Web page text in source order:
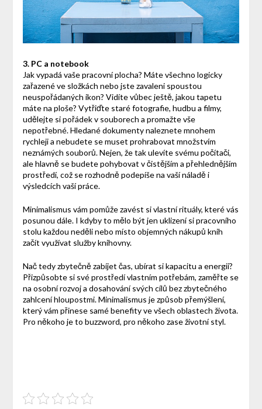
3. PC a notebook
Jak vypadá vaše pracovní plocha? Máte všechno logicky
zařazené ve složkách nebo jste zavaleni spoustou
neuspořádaných ikon? Vidíte vůbec ještě, jakou tapetu
máte na ploše? Vytřiďte staré fotografie, hudbu a filmy,
udělejte si pořádek v souborech a promažte vše
nepotřebné. Hledané dokumenty naleznete mnohem
rychleji a nebudete se muset prohrabovat množstvím
neznámých souborů. Nejen, že tak ulevíte svému počítači,
ale hlavně se budete pohybovat v čistějším a přehlednějším
prostředí, což se rozhodně podepíše na vaší náladě i
výsledcích vaší práce.
Minimalismus vám pomůže zavést si vlastní rituály, které vás
posunou dále. I kdyby to mělo být jen uklizení si pracovního
stolu každou neděli nebo místo objemných nákupů knih
začít využívat služby knihovny.
Nač tedy zbytečně zabíjet čas, ubírat si kapacitu a energii?
Přizpůsobte si své prostředí vlastním potřebám, zaměřte se
na osobní rozvoj a dosahování svých cílů bez zbytečného
zahlcení hloupostmi. Minimalismus je způsob přemýšlení,
který vám přinese samé benefity ve všech oblastech života.
Pro někoho je to buzzword, pro někoho zase životní styl.